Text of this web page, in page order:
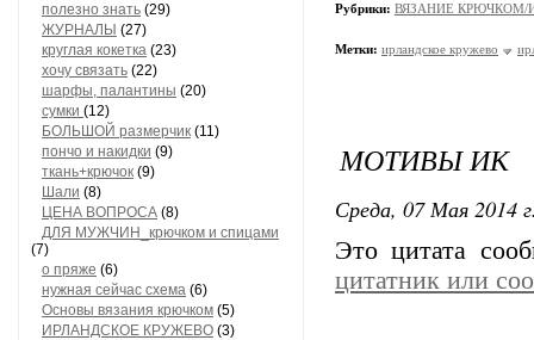
полезно знать (29)
ЖУРНАЛЫ (27)
круглая кокетка (23)
хочу связать (22)
шарфы, палантины (20)
сумки (12)
БОЛЬШОЙ размерчик (11)
пончо и накидки (9)
ткань+крючок (9)
Шали (8)
ЦЕНА ВОПРОСА (8)
ДЛЯ МУЖЧИН_крючком и спицами
(7)
о пряже (6)
нужная сейчас схема (6)
Основы вязания крючком (5)
ИРЛАНДСКОЕ КРУЖЕВО (3)
Рубрики: ВЯЗАНИЕ КРЮЧКОМ/
Метки: ирландское кружево
МОТИВЫ ИК
Среда, 07 Мая 2014
Это цитата
цитатник или